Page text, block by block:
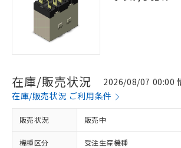
在庫/販売状況
2026/08/07 00:00
在庫/販売状況 ご利用条件
販売状況 販売中
機種区分 受注生産機種